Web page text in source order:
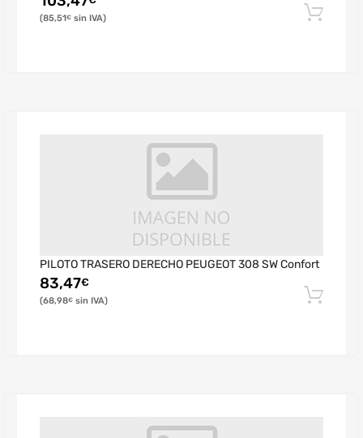
85,51€
PILOTO TRASERO DERECHO PEUGEOT 308 SW Confort
83,47€
68,98€